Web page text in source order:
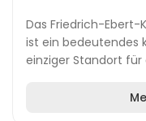
Das Friedrich-Ebert-
ist ein bedeutendes
einziger Standort für